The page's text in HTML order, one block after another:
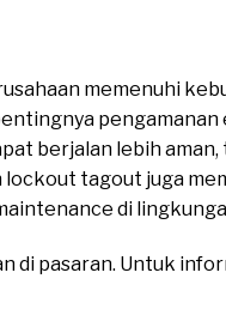
memenuhi
pengamanan
berjalan lebih
lockout tagout juga
di
di pasaran. Untuk